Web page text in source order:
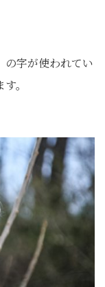
の字が使われてい
。